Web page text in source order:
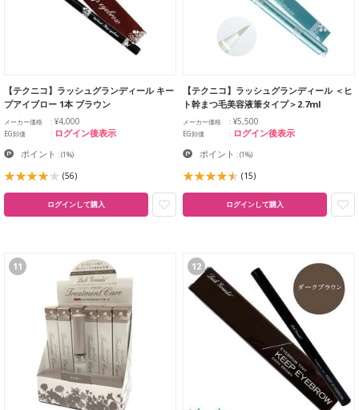
【テクニコ】ラッシュグランディール キー
プアイブロー 1本 ブラウン
メーカー価格 ¥4,000
EG卸価 ログイン後表示
ポイント :(1%)
(56)
ログインして購入
【テクニコ】ラッシュグランディール ＜ヒ
ト幹まつ毛美容液筆タイプ＞2.7ml
メーカー価格 ¥5,500
EG卸価 ログイン後表示
ポイント :(1%)
(15)
ログインして購入
11 12